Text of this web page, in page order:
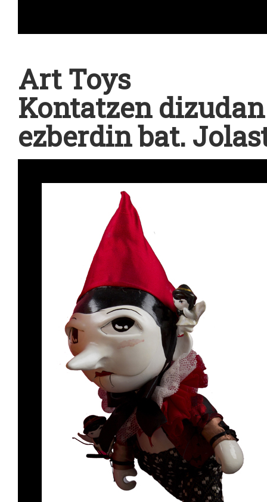
Art Toys
Kontatzen
ezberdin bat.